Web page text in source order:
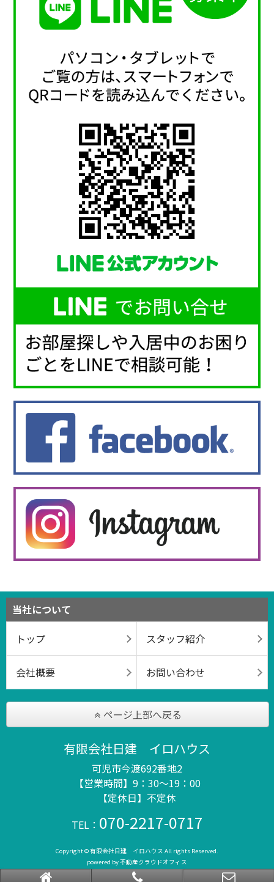
当社について
トップ
スタッフ紹介
会社概要 お問い合わせ
ページ上部へ戻る
有限会社日建 イロハウス
可児市今渡692番地2
【営業時間】9：30～19：00
【定休日】不定休
TEL： 070-2217-0717
Copyright © 有限会社日建 イロハウス All rights Reserved.
powered by 不動産クラウドオフィス